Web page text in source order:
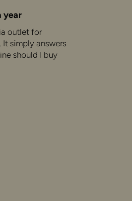
year
outlet for
simply answers
should I buy